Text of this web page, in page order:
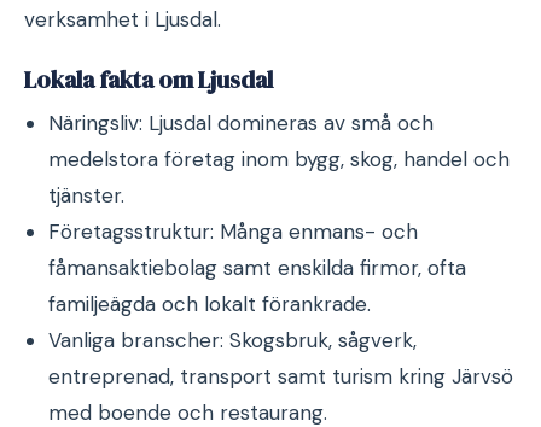
verksamhet i Ljusdal.
Lokala fakta om Ljusdal
Näringsliv: Ljusdal domineras av små och
medelstora företag inom bygg, skog, handel och
tjänster.
Företagsstruktur: Många enmans- och
fåmansaktiebolag samt enskilda firmor, ofta
familjeägda och lokalt förankrade.
Vanliga branscher: Skogsbruk, sågverk,
entreprenad, transport samt turism kring Järvsö
med boende och restaurang.